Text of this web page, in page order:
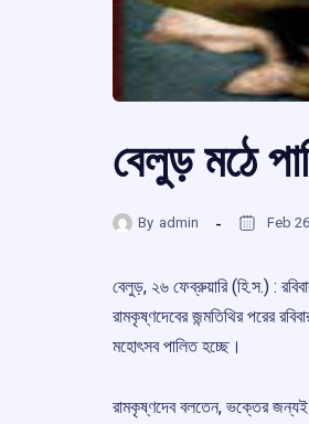
বেলুড় মঠে
By admin Feb
বেলুড়, ২৬ ফেব্রুয়ারি (হি.স.) :
রামকৃষ্ণদেবের জন্মতিথির পরের
মহোৎসব পালিত হচ্ছে।
রামকৃষ্ণদেব বলতেন, ভক্তের